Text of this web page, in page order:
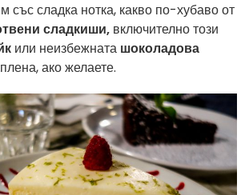
със сладка нотка, какво по-хубаво от
сладкиши, включително този
или неизбежната шоколадова
ако желаете.